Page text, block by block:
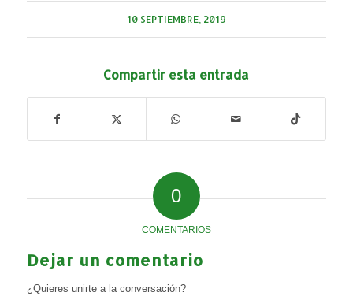
10 SEPTIEMBRE, 2019
Compartir esta entrada
0
COMENTARIOS
Dejar un comentario
¿Quieres unirte a la conversación?